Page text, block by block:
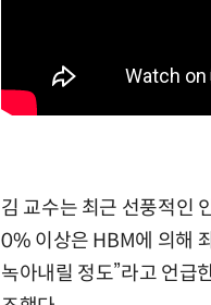
김 교수는 최근 선풍적인
0% 이상은 HBM에 의해
녹아내릴 정도”라고 언급